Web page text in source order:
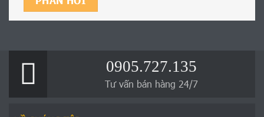
0905.727.135
Tư vấn bán hàng 24/7